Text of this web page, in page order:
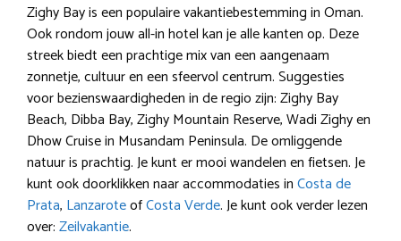
Zighy Bay is een populaire vakantiebestemming in Oman.
Ook rondom jouw all-in hotel kan je alle kanten op. Deze
streek biedt een prachtige mix van een aangenaam
zonnetje, cultuur en een sfeervol centrum. Suggesties
voor bezienswaardigheden in de regio zijn: Zighy Bay
Beach, Dibba Bay, Zighy Mountain Reserve, Wadi Zighy en
Dhow Cruise in Musandam Peninsula. De omliggende
natuur is prachtig. Je kunt er mooi wandelen en fietsen. Je
kunt ook doorklikken naar accommodaties inCosta de
Prata, LanzaroteofCosta Verde. Je kunt ook verder lezen
over:Zeilvakantie.